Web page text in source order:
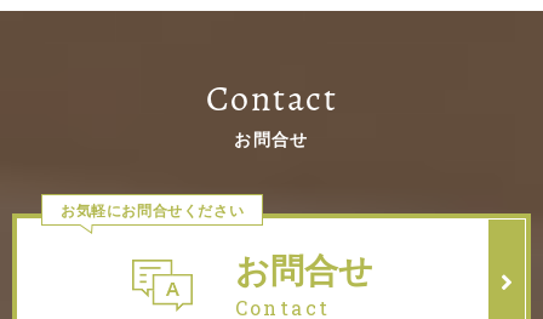
Contact
お問合せ
お気軽にお問合せください
お問合せ
Contact